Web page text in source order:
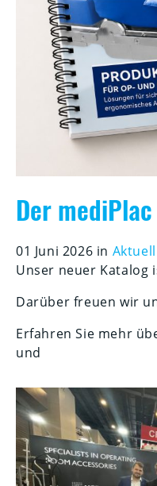
Der
01 Juni 2026 in Aktuell
Unser neuer Katalog
Darüber freuen wir
Erfahren Sie mehr
und